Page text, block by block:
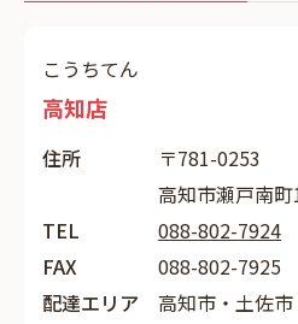
こうちてん
高知店
住所
〒781-0253
高知市瀬戸南
TEL
088-802-7924
FAX
088-802-7925
配達エリア
高知市・土佐